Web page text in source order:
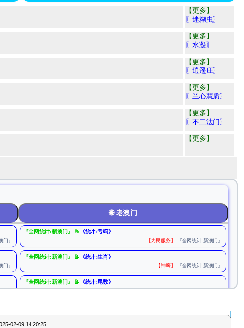
【更多】
〖迷糊虫〗
【更多】
〖水凝〗
【更多】
〖逍遥庄〗
【更多】
〖兰心慧质〗
【更多】
〖不二法门〗
【更多】
🌐 老澳门
门』
『全网统计:新澳门』 📝 《统计:号码》
【为民服务】 『全网统计:新澳门』
门』
『全网统计:新澳门』 📝 《统计:生肖》
【神鹰】 『全网统计:新澳门』
『全网统计:新澳门』 📝 《统计:尾数》
门』 【转帖公主】『全网统计:新澳门』
02-09 14:20:25